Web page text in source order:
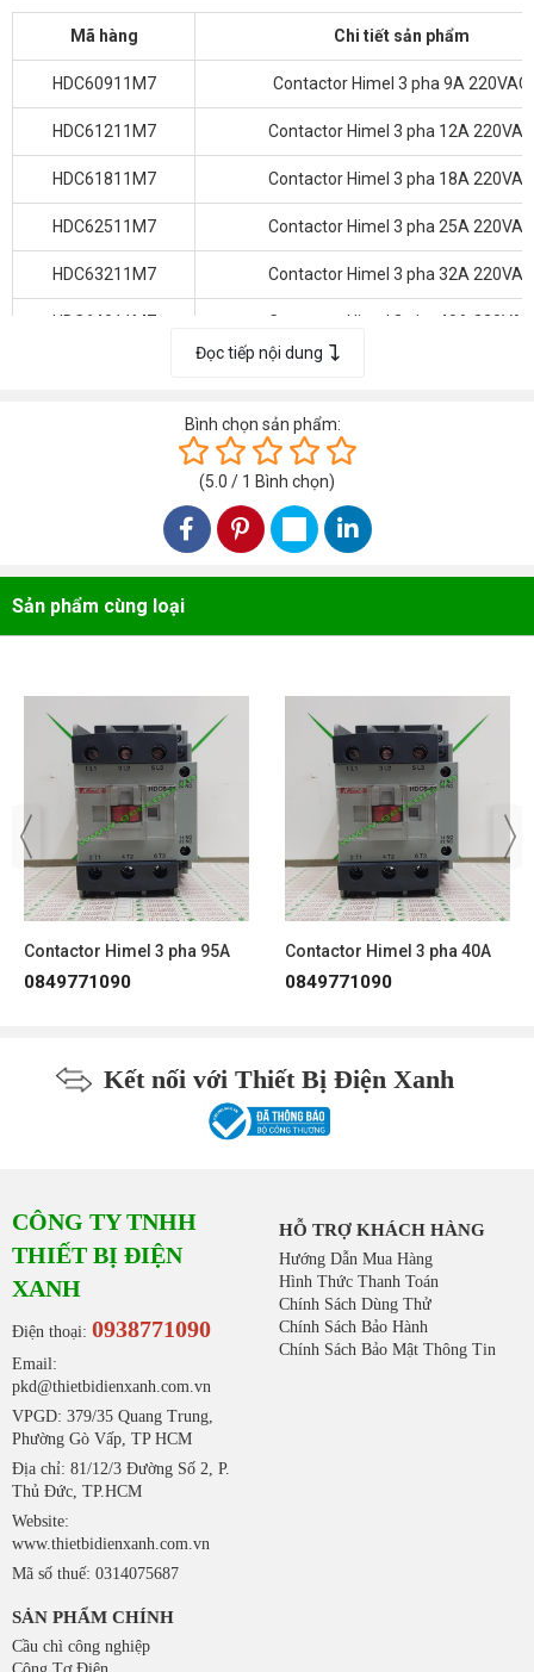
Mã hàng Chi tiết sản phẩm
HDC60911M7 Contactor Himel 3 pha 9A 220VAC
HDC61211M7 Contactor Himel 3 pha 12A 220VAC
HDC61811M7 Contactor Himel 3 pha 18A 220VAC
HDC62511M7 Contactor Himel 3 pha 25A 220VAC
HDC63211M7 Contactor Himel 3 pha 32A 220VAC
HDC64011M7 Contactor Himel 3 pha 40A 220VAC
Contactor Himel 3 pha 50A 220VAC
Contactor Himel 3 pha 65A 220VAC
Contactor Himel 3 pha 80A 220VAC
Contactor Himel 3 pha 95A 220VAC
Đọc tiếp nội dung
Bình chọn sản phẩm:
(5.0 / 1 Bình chọn)
Sản phẩm cùng loại
Contactor Himel 3 pha 95A
0849771090
Contactor Himel 3 pha 40A
0849771090
Kết nối với Thiết Bị Điện Xanh
CÔNG TY TNHH
THIẾT BỊ ĐIỆN
XANH
Điện thoại: 0938771090
Email:
pkd@thietbidienxanh.com.vn
VPGD: 379/35 Quang Trung,
Phường Gò Vấp, TP HCM
Địa chỉ: 81/12/3 Đường Số 2, P.
Thủ Đức, TP.HCM
Website:
www.thietbidienxanh.com.vn
Mã số thuế: 0314075687
HỖ TRỢ KHÁCH HÀNG
Hướng Dẫn Mua Hàng
Hình Thức Thanh Toán
Chính Sách Dùng Thử
Chính Sách Bảo Hành
Chính Sách Bảo Mật Thông Tin
SẢN PHẨM CHÍNH
Cầu chì công nghiệp
Công Tơ Điện